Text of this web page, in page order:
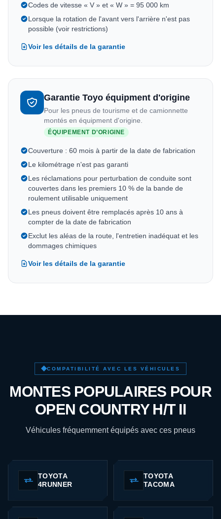
Codes de vitesse « V » et « W » = 95 000 km
Lorsque la rotation de l'avant vers l'arrière n'est pas
possible (voir restrictions)
Voir les détails de la garantie
Garantie Toyo équipment d'origine
Pour les pneus de tourisme et de camionnette
montés en équipment d'origine.
ÉQUIPEMENT D’ORIGINE
Couverture : 60 mois à partir de la date de fabrication
Le kilométrage n'est pas garanti
Les réclamations pour perturbation de conduite sont
couvertes dans les premiers 10 % de la bande de
roulement utilisable uniquement
Les pneus doivent être remplacés après 10 ans à
compter de la date de fabrication
Exclut les aléas de la route, l'entretien inadéquat et les
dommages chimiques
Voir les détails de la garantie
COMPATIBILITÉ AVEC LES VÉHICULES
MONTES POPULAIRES POUR
OPEN COUNTRY H/T II
Véhicules fréquemment équipés avec ces pneus
TOYOTA
4RUNNER
TOYOTA
TACOMA